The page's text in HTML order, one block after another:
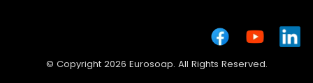
© Copyright 2026 Eurosoap. All Rights Reserved.